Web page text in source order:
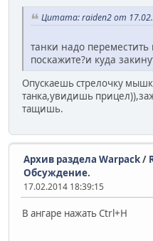
Цитата: raiden2 от
танки надо переместить
поскажите?и куда
Опускаешь стрелочку
танка,увидишь
тащишь.
Архив раздела Warpack/
Обсуждение.
17.02.2014 18:39:15
В ангаре нажать Сtrl+H